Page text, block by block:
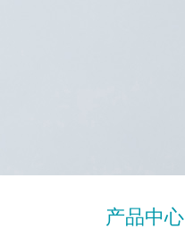
产品中心